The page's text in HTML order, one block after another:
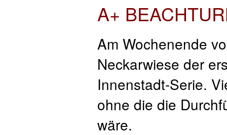
A+
Am Wochenende
Neckarwiese der
Innenstadt-Serie.
ohne die die
wäre.